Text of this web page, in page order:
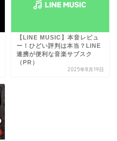
【LINE MUSIC】本音レビュ
ー！ひどい評判は本当？LINE
連携が便利な音楽サブスク
（PR）
2025年8月19日